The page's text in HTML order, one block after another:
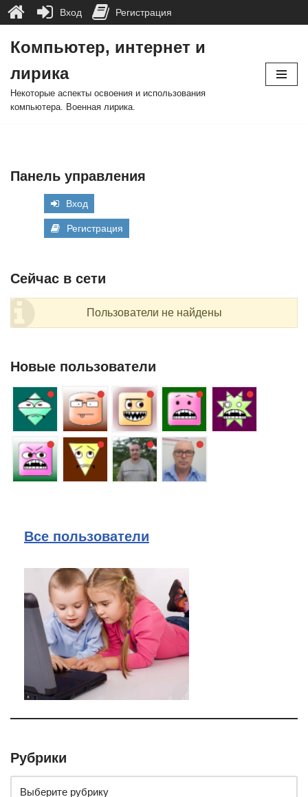
к
содержимому
Компьютер, интернет и
лирика
Некоторые аспекты освоения и использования
компьютера. Военная лирика.
Панель управления
Вход
Регистрация
Сейчас в сети
Пользователи не найдены
Новые пользователи
Все пользователи
Рубрики
Вход Регистрация